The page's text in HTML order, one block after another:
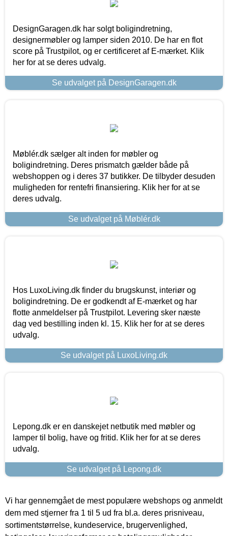
DesignGaragen.dk har solgt boligindretning,
designermøbler og lamper siden 2010. De har en flot
score på Trustpilot, og er certificeret af E-mærket. Klik
her for at se deres udvalg.
Se udvalget på DesignGaragen.dk
Møblér.dk sælger alt inden for møbler og
boligindretning. Deres prismatch gælder både på
webshoppen og i deres 37 butikker. De tilbyder desuden
muligheden for rentefri finansiering. Klik her for at se
deres udvalg.
Se udvalget på Møblér.dk
Hos LuxoLiving.dk finder du brugskunst, interiør og
boligindretning. De er godkendt af E-mærket og har
flotte anmeldelser på Trustpilot. Levering sker næste
dag ved bestilling inden kl. 15. Klik her for at se deres
udvalg.
Se udvalget på LuxoLiving.dk
Lepong.dk er en danskejet netbutik med møbler og
lamper til bolig, have og fritid. Klik her for at se deres
udvalg.
Se udvalget på Lepong.dk
Vi har gennemgået de mest populære webshops og anmeldt
dem med stjerner fra 1 til 5 ud fra bl.a. deres prisniveau,
sortimentstørrelse, kundeservice, brugervenlighed,